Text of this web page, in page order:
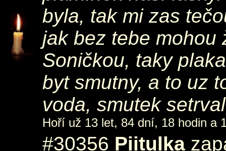
byla, tak mi zas
jak bez tebe mohou
Soničkou, taky
byt smutny, a to uz
voda, smutek
Hoří už 13 let, 84 dní, 18 hodin a
#30356 Piitulka